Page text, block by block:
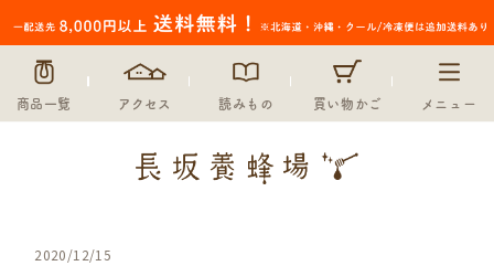
商品一覧 アクセス 読みもの 買い物かご メニュー
2020/12/15